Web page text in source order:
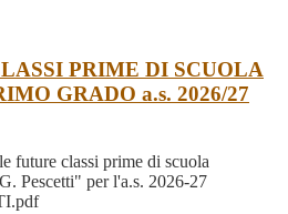
PRIME DI SCUOLA
GRADO a.s. 2026/27
future classi prime di scuola
Pescetti" per l'a.s. 2026-27